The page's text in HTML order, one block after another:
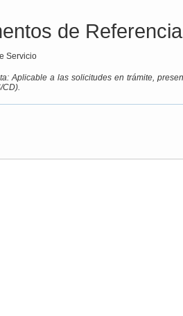
de
Servicio
Aplicable a las solicitudes en trámite,
CD).